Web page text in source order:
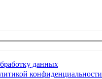
данных
конфиденциальности